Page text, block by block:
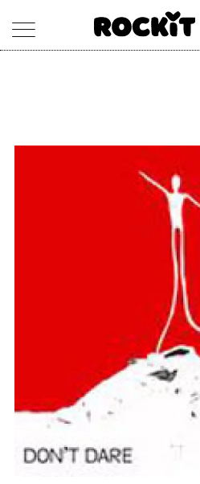
CONCERTI